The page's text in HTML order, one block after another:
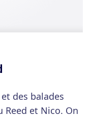
des balades
Reed et Nico. On